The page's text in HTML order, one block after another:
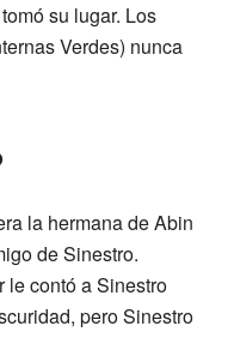
su lugar. Los
Verdes) nunca
la hermana de Abin
de Sinestro.
le contó a Sinestro
pero Sinestro